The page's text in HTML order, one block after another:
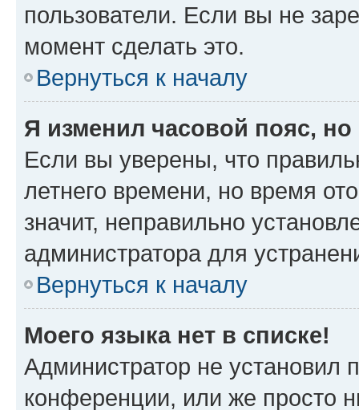
пользователи. Если вы не
момент сделать это.
Вернуться к началу
Я изменил часовой пояс,
Если вы уверены, что
летнего времени, но время
значит, неправильно
администратора для
Вернуться к началу
Моего языка нет в списке!
Администратор не установил
конференции, или же просто